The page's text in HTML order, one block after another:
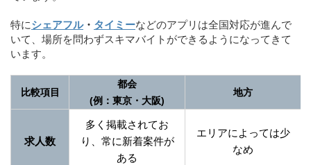
特にシェアフル・ タイミーなどのアプリは全国対応が進んで
いて、場所を問わずスキマバイトができるようになってきて
います。
比較項目
都会
(例：東京・大阪)
地方
求人数
多く掲載されてお
り、常に新着案件が
ある
エリアによっては少
なめ